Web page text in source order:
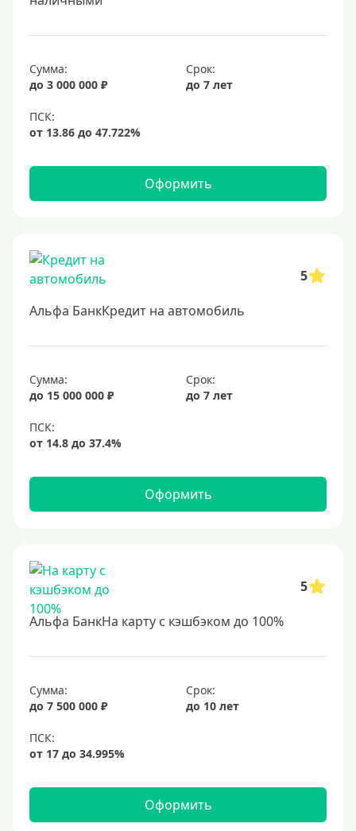
Сумма:
до 3 000 000 ₽
Срок:
до 7 лет
Оформить
5
Альфа БанкКредит на автомобиль
Сумма:
до 15 000 000 ₽
Срок:
до 7 лет
Оформить
5
Альфа БанкНа карту с кэшбэком до 100%
Сумма:
до 7 500 000 ₽
Срок:
до 10 лет
Оформить